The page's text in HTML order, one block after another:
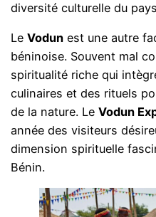
diversité culturelle du
LeVodun est une autre
béninoise. Souvent mal
spiritualité riche qui
culinaires et des rituels
de la nature. LeVodun
année des visiteurs
dimension spirituelle
Bénin.